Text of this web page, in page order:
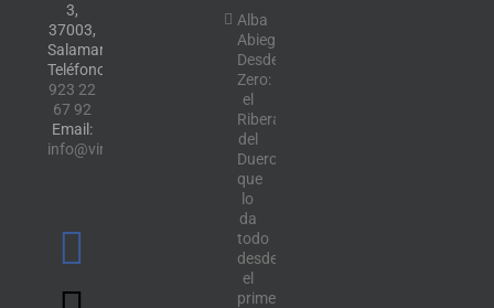
3,
37003,
Salamanca.
Teléfono:
923 22
67 92
Email:
info@vinotecalavendimia.es
Alba
Abiega
Desde
Zero:
el
Ribera
del
Duero
que
lo
da
todo
desde
el
primer